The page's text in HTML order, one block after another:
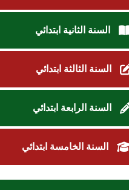
السنة الثانية ابتدائي
السنة الثالثة ابتدائي
السنة الرابعة ابتدائي
السنة الخامسة ابتدائي